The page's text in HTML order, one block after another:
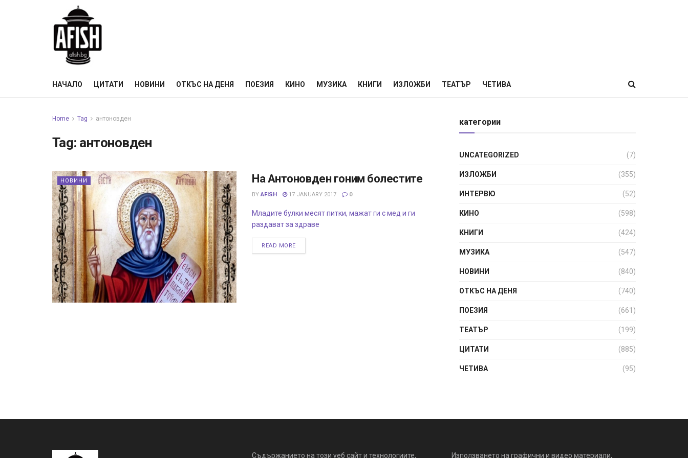
НАЧАЛО ЦИТАТИ НОВИНИ ОТКЪС НА ДЕНЯ ПОЕЗИЯ КИНО МУЗИКА КНИГИ ИЗЛОЖБИ ТЕАТЪР ЧЕТИВА
Home Tag антоновден
Tag: антоновден
НОВИНИ На Антоновден гоним болестите
BY AFISH 17 JANUARY 2017 0
Младите булки месят питки, мажат ги с мед и ги
раздават за здраве
READ MORE
категории
UNCATEGORIZED (7)
ИЗЛОЖБИ (355)
ИНТЕРВЮ (52)
КИНО (598)
КНИГИ (424)
МУЗИКА (547)
НОВИНИ (840)
ОТКЪС НА ДЕНЯ (740)
ПОЕЗИЯ (661)
ТЕАТЪР (199)
ЦИТАТИ (885)
ЧЕТИВА (95)
Съдържанието на този уеб сайт и технологиите, Използването на графични и видео материали,